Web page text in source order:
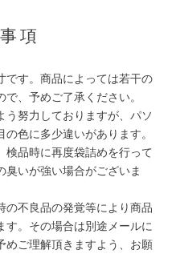
項
です。商品によっては若干の
、予めご了承ください。
努力しておりますが、パソ
色に多少違いがあります。
検品時に再度袋詰めを行って
いが強い場合がございま
の不良品の発覚等により商品
。その場合は別途メールに
めご理解頂きますよう、お願